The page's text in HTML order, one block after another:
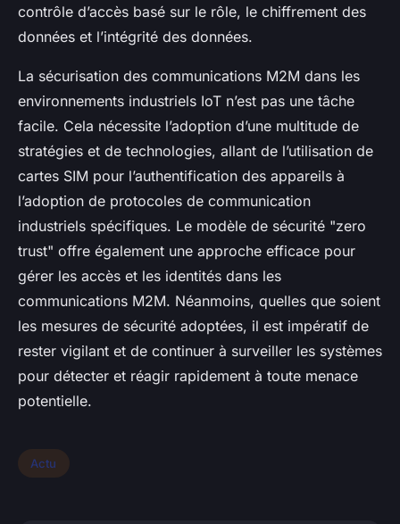
contrôle d’accès basé sur le rôle, le chiffrement des
données et l’intégrité des données.
La sécurisation des communications M2M dans les
environnements industriels IoT n’est pas une tâche
facile. Cela nécessite l’adoption d’une multitude de
stratégies et de technologies, allant de l’utilisation de
cartes SIM pour l’authentification des appareils à
l’adoption de protocoles de communication
industriels spécifiques. Le modèle de sécurité "zero
trust" offre également une approche efficace pour
gérer les accès et les identités dans les
communications M2M. Néanmoins, quelles que soient
les mesures de sécurité adoptées, il est impératif de
rester vigilant et de continuer à surveiller les systèmes
pour détecter et réagir rapidement à toute menace
potentielle.
Actu